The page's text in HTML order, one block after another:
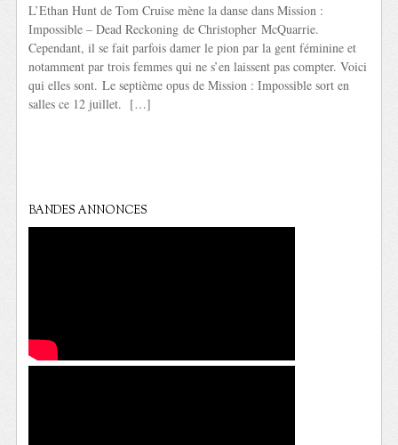
L’Ethan Hunt de Tom Cruise mène la danse dans Mission :
Impossible – Dead Reckoning de Christopher McQuarrie.
Cependant, il se fait parfois damer le pion par la gent féminine et
notamment par trois femmes qui ne s’en laissent pas compter. Voici
qui elles sont. Le septième opus de Mission : Impossible sort en
salles ce 12 juillet. […]
BANDES ANNONCES